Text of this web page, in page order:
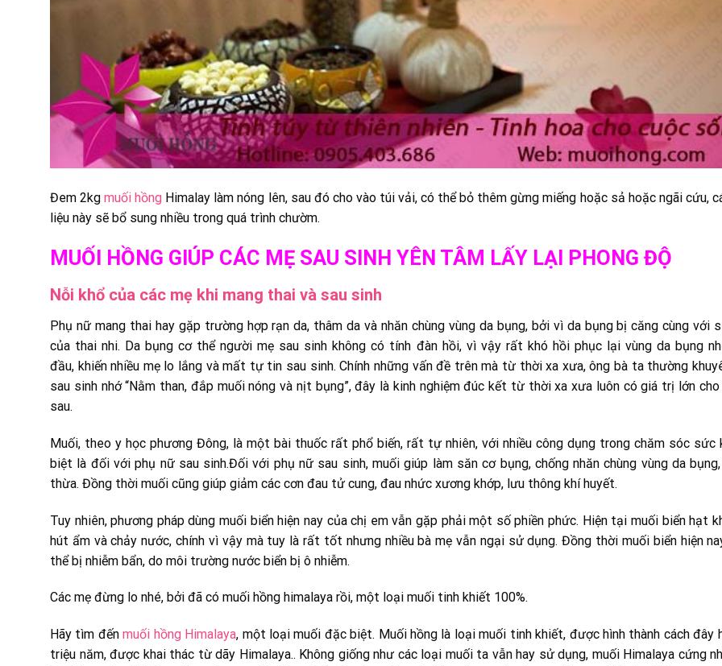
Đem 2kgmuối hồng Himalay làm nóng lên, sau đó cho vào túi vải, có thể bỏ thêm gừng miếng hoặc sả hoặc ngãi cứu,
liệu này sẽ bổ sung nhiều trong quá trình chườm.
MUỐI HỒNG GIÚP CÁC MẸ SAU SINH YÊN TÂM LẤY LẠI PHONG ĐỘ
Nỗi khổ của các mẹ khi mang thai và sau sinh
Phụ nữ mang thai hay gặp trường hợp rạn da, thâm da và nhăn chùng vùng da bụng, bởi vì da bụng bị căng cùng với
của thai nhi. Da bụng cơ thể người mẹ sau sinh không có tính đàn hồi, vì vậy rất khó hồi phục lại vùng da bụng
đầu, khiến nhiều mẹ lo lắng và mất tự tin sau sinh. Chính những vấn đề trên mà từ thời xa xưa, ông bà ta thường
sau sinh nhớ “Nằm than, đắp muối nóng và nịt bụng”, đây là kinh nghiệm đúc kết từ thời xa xưa luôn có giá trị lớn
sau.
Muối, theo y học phương Đông, là một bài thuốc rất phổ biến, rất tự nhiên, với nhiều công dụng trong chăm sóc sức
biệt là đối với phụ nữ sau sinh.Đối với phụ nữ sau sinh, muối giúp làm săn cơ bụng, chống nhăn chùng vùng da
thừa. Đồng thời muối cũng giúp giảm các cơn đau tử cung, đau nhức xương khớp, lưu thông khí huyết.
Tuy nhiên, phương pháp dùng muối biển hiện nay của chị em vẫn gặp phải một số phiền phức. Hiện tại muối biển hạt
hút ẩm và chảy nước, chính vì vậy mà tuy là rất tốt nhưng nhiều bà mẹ vẫn ngại sử dụng. Đồng thời muối biển hiện
thể bị nhiễm bẩn, do môi trường nước biển bị ô nhiễm.
Các mẹ đừng lo nhé, bởi đã có muối hồng himalaya rồi, một loại muối tinh khiết 100%.
Hãy tìm đếnmuối hồng Himalaya, một loại muối đặc biệt. Muối hồng là loại muối tinh khiết, được hình thành cách đây
triệu năm, được khai thác từ dãy Himalaya.. Không giống như các loại muối ta vẫn hay sử dụng, muối Himalaya cứng